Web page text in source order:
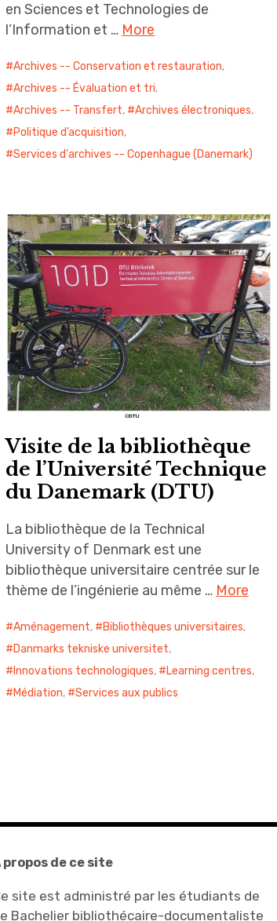
en Sciences et Technologies de
l’Information et … More
Archives -- Conservation et restauration,
Archives -- Évaluation et tri,
Archives -- Transfert, Archives électroniques,
Politique d’acquisition,
Services d'archives -- Copenhague (Danemark)
Visite de la bibliothèque
de l’Université Technique
du Danemark (DTU)
La bibliothèque de la Technical
University of Denmark est une
bibliothèque universitaire centrée sur le
thème de l’ingénierie au même … More
Aménagement, Bibliothèques universitaires,
Danmarks tekniske universitet,
Innovations technologiques, Learning centres,
Médiation, Services aux publics
propos de ce site
site est administré par les étudiants de
Bachelier bibliothécaire-documentaliste